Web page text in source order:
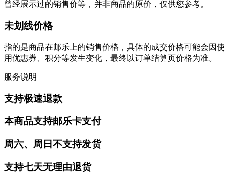
曾经展示过的销售价等，并非商品的原价，仅供您参考。
未划线价格
指的是商品在邮乐上的销售价格，具体的成交价格可能会因使
用优惠券、积分等发生变化，最终以订单结算页价格为准。
服务说明
支持极速退款
本商品支持邮乐卡支付
周六、周日不支持发货
支持七天无理由退货